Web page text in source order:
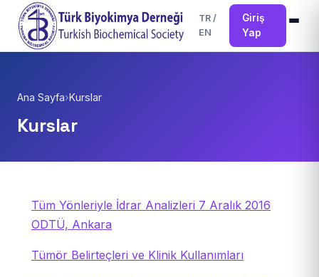
TR /
EN
Giriş
Yap
Ana Sayfa›Kurslar
Kurslar
Tüm Yönleriyle İdrar Analizleri 7 Aralık 2016
ODTÜ, Ankara
Tümör Belirteçleri ve Klinik Kullanımları